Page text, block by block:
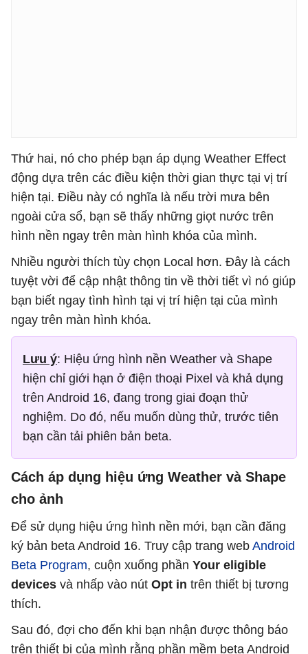
Thứ hai, nó cho phép bạn áp dụng Weather Effect
động dựa trên các điều kiện thời gian thực tại vị trí
hiện tại. Điều này có nghĩa là nếu trời mưa bên
ngoài cửa sổ, bạn sẽ thấy những giọt nước trên
hình nền ngay trên màn hình khóa của mình.
Nhiều người thích tùy chọn Local hơn. Đây là cách
tuyệt vời để cập nhật thông tin về thời tiết vì nó giúp
bạn biết ngay tình hình tại vị trí hiện tại của mình
ngay trên màn hình khóa.
Lưu ý: Hiệu ứng hình nền Weather và Shape
hiện chỉ giới hạn ở điện thoại Pixel và khả dụng
trên Android 16, đang trong giai đoạn thử
nghiệm. Do đó, nếu muốn dùng thử, trước tiên
bạn cần tải phiên bản beta.
Cách áp dụng hiệu ứng Weather và Shape
cho ảnh
Để sử dụng hiệu ứng hình nền mới, bạn cần đăng
ký bản beta Android 16. Truy cập trang web Android
Beta Program, cuộn xuống phần Your eligible
devices và nhấp vào nút Opt in trên thiết bị tương
thích.
Sau đó, đợi cho đến khi bạn nhận được thông báo
trên thiết bị của mình rằng phần mềm beta Android